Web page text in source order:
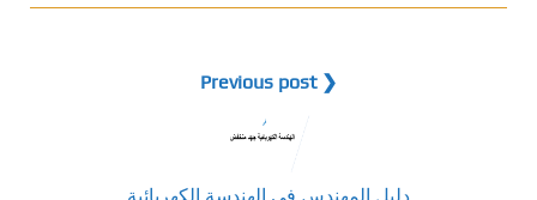
❮ Previous post